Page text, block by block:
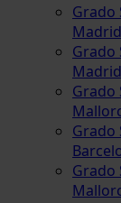
Grado
Madrid
Grado
Madrid
Grado
Grado
Grado